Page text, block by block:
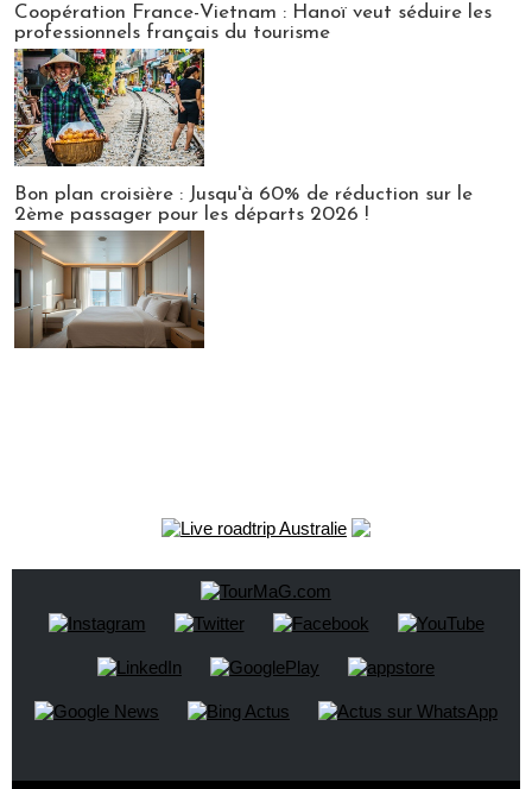
Coopération France-Vietnam : Hanoï veut séduire les
professionnels français du tourisme
Bon plan croisière : Jusqu'à 60% de réduction sur le
2ème passager pour les départs 2026 !